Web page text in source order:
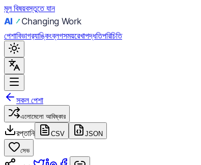
মূল বিষয়বস্তুতে যান
পেশাবিভাগর‍্যাঙ্কিংব্লগসময়রেখাপদ্ধতিপরিচিতি
সকল পেশা
এলোমেলো আবিষ্কার
রপ্তানি CSV JSON
সেভ